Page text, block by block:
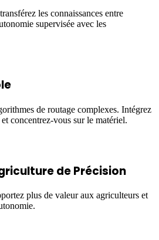
les connaissances entre
supervisée avec les
de routage complexes. Intégrez
concentrez-vous sur le matériel.
de Précision
plus de valeur aux agriculteurs et